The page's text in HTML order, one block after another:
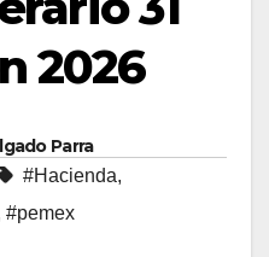
2026
Parra
#Hacienda,
#pemex